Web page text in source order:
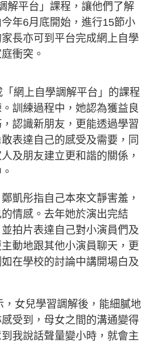
解平台」課程，讓他們了解
年6月底開始，進行15節小
長亦可到平台完成網上自學
衝突。
網上自學調解平台」的課程
訓練過程中，她認為獲益良
認識新朋友，更能透過學習
表達自己的感受及需要，同
及朋友建立更和諧的關係，
凱彤指自己本來文靜害羞，
情感。去年她於演出完結
拍片表達自己對小演員們及
動地跟其他小演員聊天，更
在學校的討論中講開場白及
女兒學習調解後，能細膩地
受到，母女之間的溝通變得
我說話聲量變小時，就會主